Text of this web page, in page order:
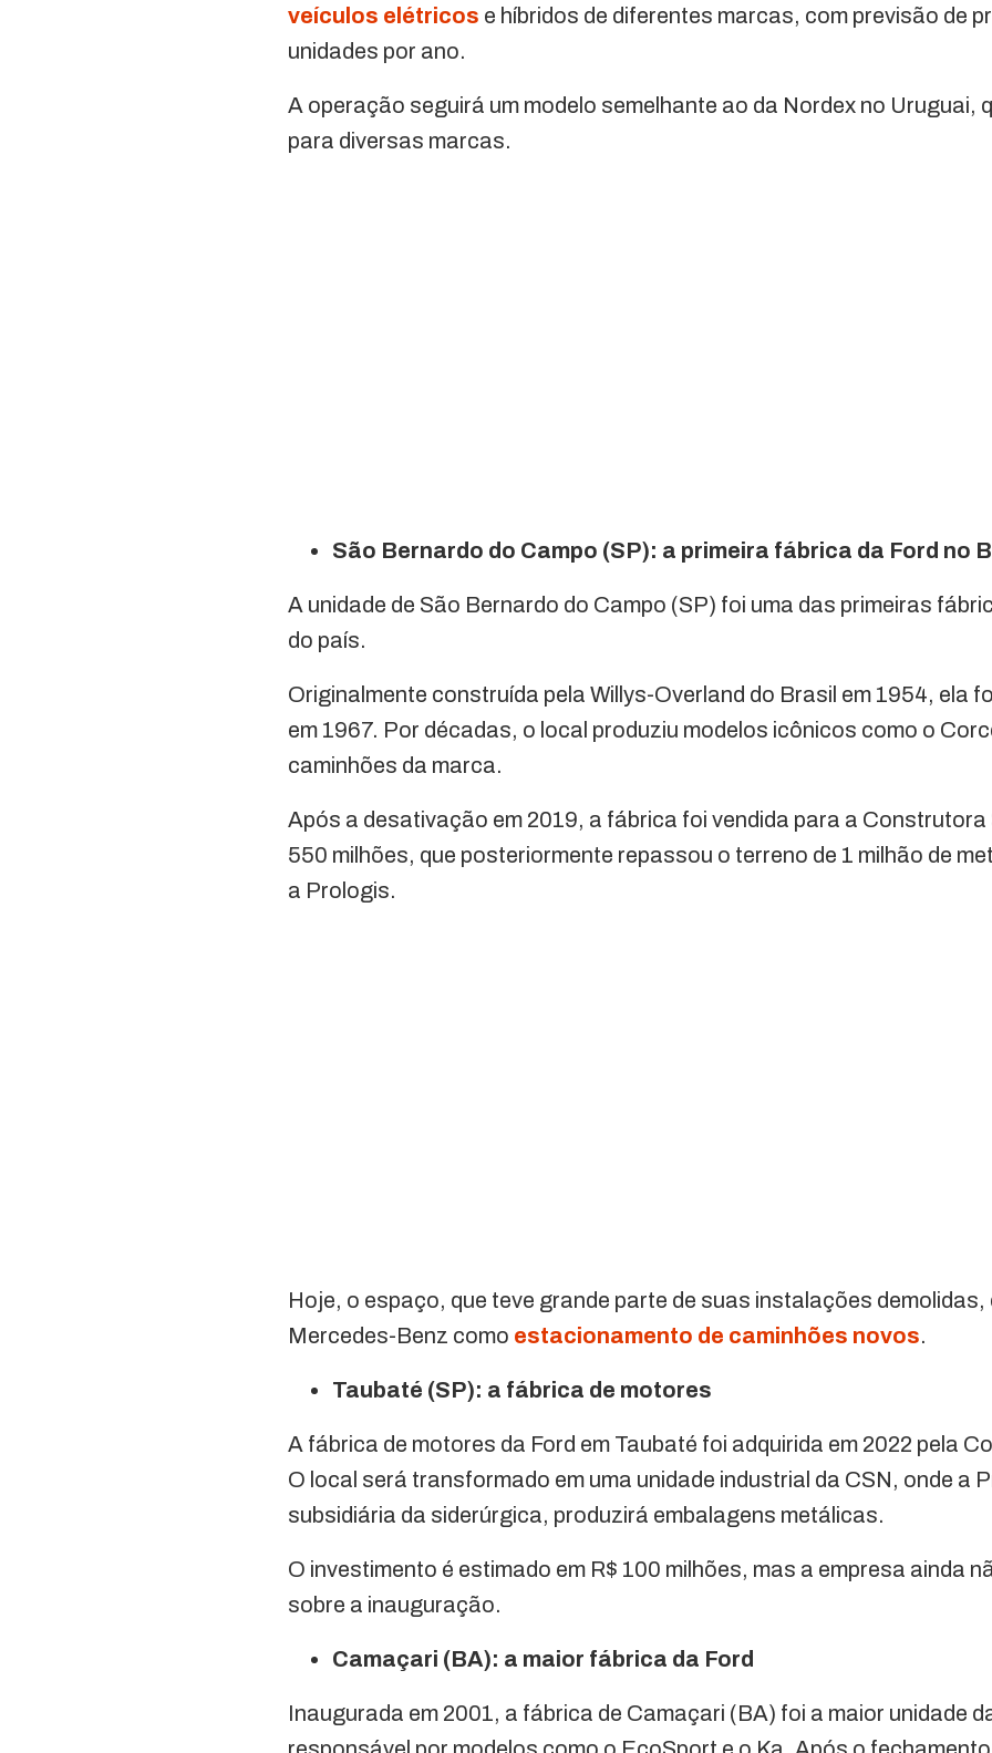
veículos elétricos e híbridos de diferentes marcas, com previsão de
unidades por ano.
A operação seguirá um modelo semelhante ao da Nordex no Uruguai,
para diversas marcas.
São Bernardo do Campo (SP): a primeira fábrica da Ford no
A unidade de São Bernardo do Campo (SP) foi uma das primeiras
do país.
Originalmente construída pela Willys-Overland do Brasil em 1954, ela
em 1967. Por décadas, o local produziu modelos icônicos como o
caminhões da marca.
Após a desativação em 2019, a fábrica foi vendida para a Construtora
550 milhões, que posteriormente repassou o terreno de 1 milhão de
a Prologis.
Hoje, o espaço, que teve grande parte de suas instalações demolidas,
Mercedes-Benz como estacionamento de caminhões novos.
Taubaté (SP): a fábrica de motores
A fábrica de motores da Ford em Taubaté foi adquirida em 2022 pela
O local será transformado em uma unidade industrial da CSN, onde a
subsidiária da siderúrgica, produzirá embalagens metálicas.
O investimento é estimado em R$ 100 milhões, mas a empresa ainda
sobre a inauguração.
Camaçari (BA): a maior fábrica da Ford
Inaugurada em 2001, a fábrica de Camaçari (BA) foi a maior unidade